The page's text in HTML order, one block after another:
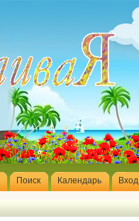
Поиск Календарь Вход